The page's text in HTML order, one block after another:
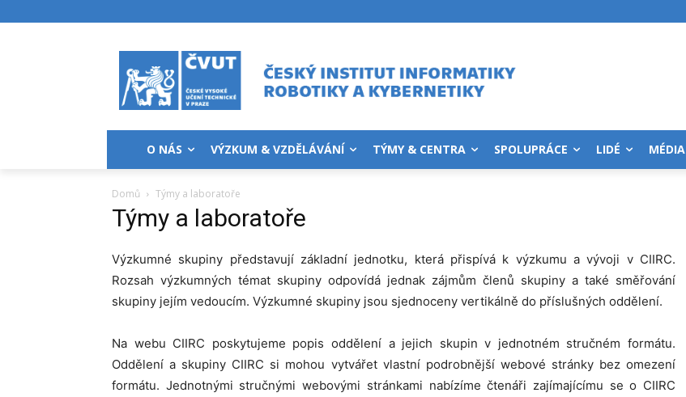
O NÁS VÝZKUM & VZDĚLÁVÁNÍ TÝMY & CENTRA SPOLUPRÁCE LIDÉ MÉDIA
Domů Týmy a laboratoře
Týmy a laboratoře
Výzkumné skupiny představují základní jednotku, která přispívá k výzkumu a vývoji v CIIRC.
Rozsah výzkumných témat skupiny odpovídá jednak zájmům členů skupiny a také směřování
skupiny jejím vedoucím. Výzkumné skupiny jsou sjednoceny vertikálně do příslušných oddělení.
Na webu CIIRC poskytujeme popis oddělení a jejich skupin v jednotném stručném formátu.
Oddělení a skupiny CIIRC si mohou vytvářet vlastní podrobnější webové stránky bez omezení
formátu. Jednotnými stručnými webovými stránkami nabízíme čtenáři zajímajícímu se o CIIRC